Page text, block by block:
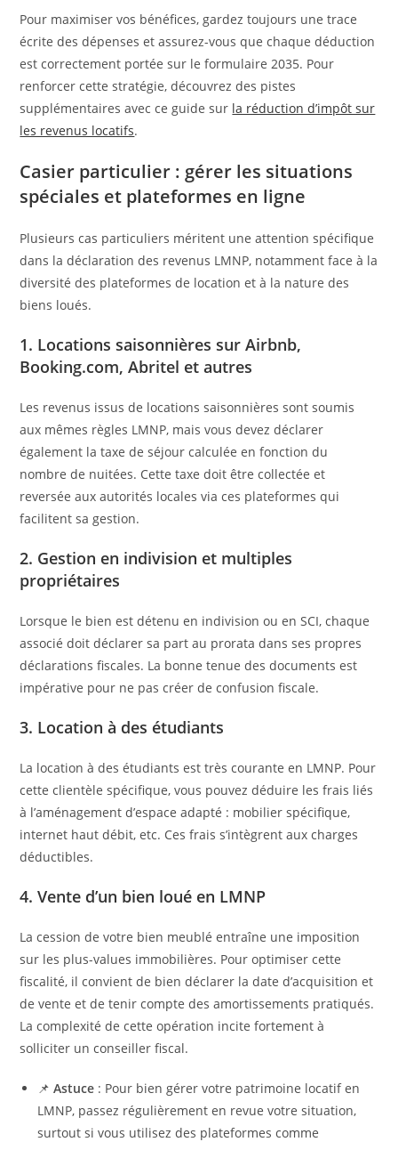
Pour maximiser vos bénéfices, gardez toujours une trace
écrite des dépenses et assurez-vous que chaque déduction
est correctement portée sur le formulaire 2035. Pour
renforcer cette stratégie, découvrez des pistes
supplémentaires avec ce guide sur la réduction d’impôt sur
les revenus locatifs.
Casier particulier : gérer les situations
spéciales et plateformes en ligne
Plusieurs cas particuliers méritent une attention spécifique
dans la déclaration des revenus LMNP, notamment face à la
diversité des plateformes de location et à la nature des
biens loués.
1. Locations saisonnières sur Airbnb,
Booking.com, Abritel et autres
Les revenus issus de locations saisonnières sont soumis
aux mêmes règles LMNP, mais vous devez déclarer
également la taxe de séjour calculée en fonction du
nombre de nuitées. Cette taxe doit être collectée et
reversée aux autorités locales via ces plateformes qui
facilitent sa gestion.
2. Gestion en indivision et multiples
propriétaires
Lorsque le bien est détenu en indivision ou en SCI, chaque
associé doit déclarer sa part au prorata dans ses propres
déclarations fiscales. La bonne tenue des documents est
impérative pour ne pas créer de confusion fiscale.
3. Location à des étudiants
La location à des étudiants est très courante en LMNP. Pour
cette clientèle spécifique, vous pouvez déduire les frais liés
à l’aménagement d’espace adapté : mobilier spécifique,
internet haut débit, etc. Ces frais s’intègrent aux charges
déductibles.
4. Vente d’un bien loué en LMNP
La cession de votre bien meublé entraîne une imposition
sur les plus-values immobilières. Pour optimiser cette
fiscalité, il convient de bien déclarer la date d’acquisition et
de vente et de tenir compte des amortissements pratiqués.
La complexité de cette opération incite fortement à
solliciter un conseiller fiscal.
📌Astuce : Pour bien gérer votre patrimoine locatif en
LMNP, passez régulièrement en revue votre situation,
surtout si vous utilisez des plateformes comme